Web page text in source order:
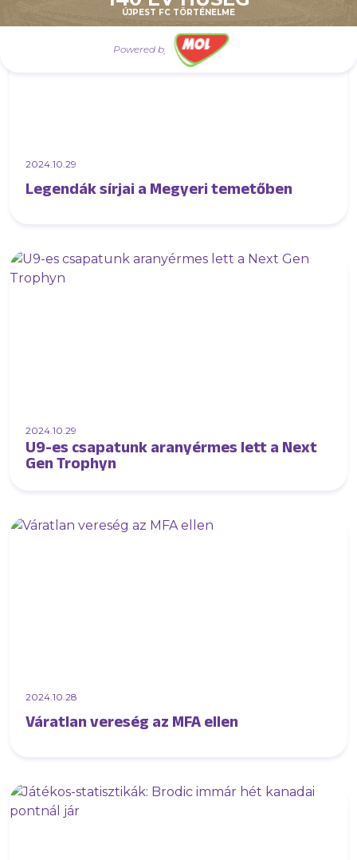
ÚJPEST FC TÖRTÉNELME
Powered by
2024.10.29
Legendák sírjai a Megyeri temetőben
2024.10.29
U9-es csapatunk aranyérmes lett a Next
Gen Trophyn
2024.10.28
Váratlan vereség az MFA ellen